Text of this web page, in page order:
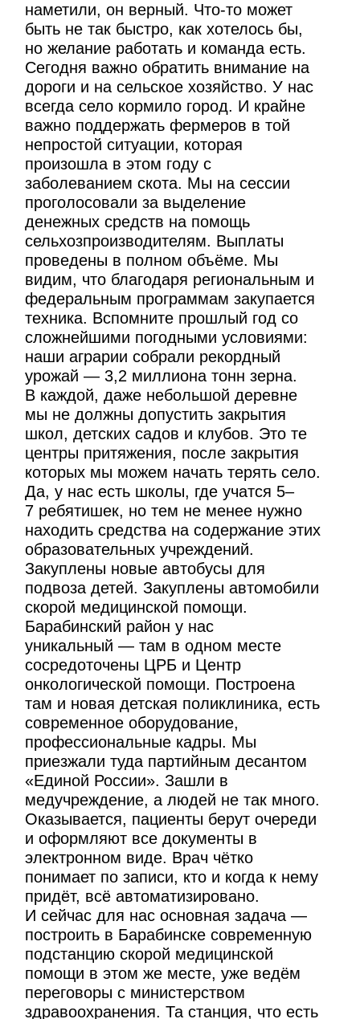
наметили, он верный. Что-то может
быть не так быстро, как хотелось бы,
но желание работать и команда есть.
Сегодня важно обратить внимание на
дороги и на сельское хозяйство. У нас
всегда село кормило город. И крайне
важно поддержать фермеров в той
непростой ситуации, которая
произошла в этом году с
заболеванием скота. Мы на сессии
проголосовали за выделение
денежных средств на помощь
сельхозпроизводителям. Выплаты
проведены в полном объёме. Мы
видим, что благодаря региональным и
федеральным программам закупается
техника. Вспомните прошлый год со
сложнейшими погодными условиями:
наши аграрии собрали рекордный
урожай — 3,2 миллиона тонн зерна.
В каждой, даже небольшой деревне
мы не должны допустить закрытия
школ, детских садов и клубов. Это те
центры притяжения, после закрытия
которых мы можем начать терять село.
Да, у нас есть школы, где учатся 5–
7 ребятишек, но тем не менее нужно
находить средства на содержание этих
образовательных учреждений.
Закуплены новые автобусы для
подвоза детей. Закуплены автомобили
скорой медицинской помощи.
Барабинский район у нас
уникальный — там в одном месте
сосредоточены ЦРБ и Центр
онкологической помощи. Построена
там и новая детская поликлиника, есть
современное оборудование,
профессиональные кадры. Мы
приезжали туда партийным десантом
«Единой России». Зашли в
медучреждение, а людей не так много.
Оказывается, пациенты берут очереди
и оформляют все документы в
электронном виде. Врач чётко
понимает по записи, кто и когда к нему
придёт, всё автоматизировано.
И сейчас для нас основная задача —
построить в Барабинске современную
подстанцию скорой медицинской
помощи в этом же месте, уже ведём
переговоры с министерством
здравоохранения. Та станция, что есть